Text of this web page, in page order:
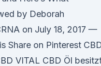
by Deborah
on July 18, 2017 —
Share on Pinterest
VITAL CBD Öl